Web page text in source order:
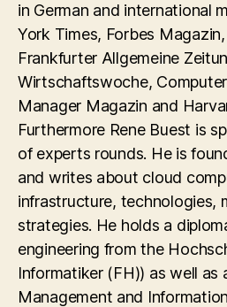
in German and international
York Times, Forbes
Frankfurter Allgemeine
Wirtschaftswoche,
Manager Magazin and
Furthermore Rene Buest is
of experts rounds. He is
and writes about cloud
infrastructure, technologies,
strategies. He holds a
engineering from the
Informatiker (FH)) as well as
Management and